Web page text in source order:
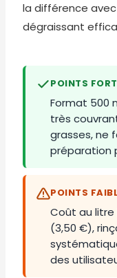
la différence avec
dégraissant
POINTS
Format 500
très
grasses, ne
préparation
POINTS
Coût au
(3,50 €),
des